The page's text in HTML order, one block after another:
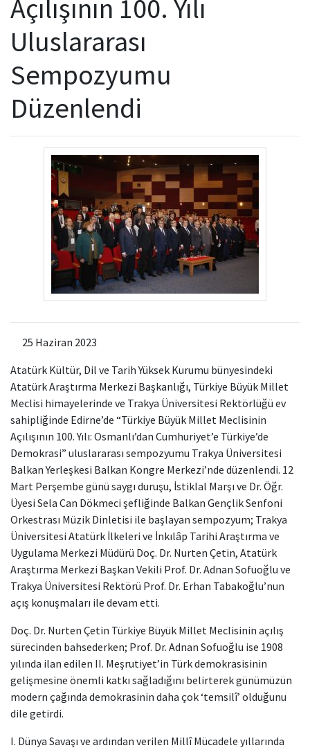
Açılışının 100. Yılı
Uluslararası
Sempozyumu
Düzenlendi
25 Haziran 2023
Atatürk Kültür, Dil ve Tarih Yüksek Kurumu bünyesindeki
Atatürk Araştırma Merkezi Başkanlığı, Türkiye Büyük Millet
Meclisi himayelerinde ve Trakya Üniversitesi Rektörlüğü ev
sahipliğinde Edirne’de “Türkiye Büyük Millet Meclisinin
Açılışının 100. Yılı: Osmanlı’dan Cumhuriyet’e Türkiye’de
Demokrasi” uluslararası sempozyumu Trakya Üniversitesi
Balkan Yerleşkesi Balkan Kongre Merkezi’nde düzenlendi. 12
Mart Perşembe günü saygı duruşu, İstiklal Marşı ve Dr. Öğr.
Üyesi Sela Can Dökmeci şefliğinde Balkan Gençlik Senfoni
Orkestrası Müzik Dinletisi ile başlayan sempozyum; Trakya
Üniversitesi Atatürk İlkeleri ve İnkılâp Tarihi Araştırma ve
Uygulama Merkezi Müdürü Doç. Dr. Nurten Çetin, Atatürk
Araştırma Merkezi Başkan Vekili Prof. Dr. Adnan Sofuoğlu ve
Trakya Üniversitesi Rektörü Prof. Dr. Erhan Tabakoğlu’nun
açış konuşmaları ile devam etti.
Doç. Dr. Nurten Çetin Türkiye Büyük Millet Meclisinin açılış
sürecinden bahsederken; Prof. Dr. Adnan Sofuoğlu ise 1908
yılında ilan edilen II. Meşrutiyet’in Türk demokrasisinin
gelişmesine önemli katkı sağladığını belirterek günümüzün
modern çağında demokrasinin daha çok ‘temsilî’ olduğunu
dile getirdi.
I. Dünya Savaşı ve ardından verilen Millî Mücadele yıllarında
Kamu Hizmet Standartları
Uluslararası Yayıncılık
Başvurular
Bilanço
Sergiler